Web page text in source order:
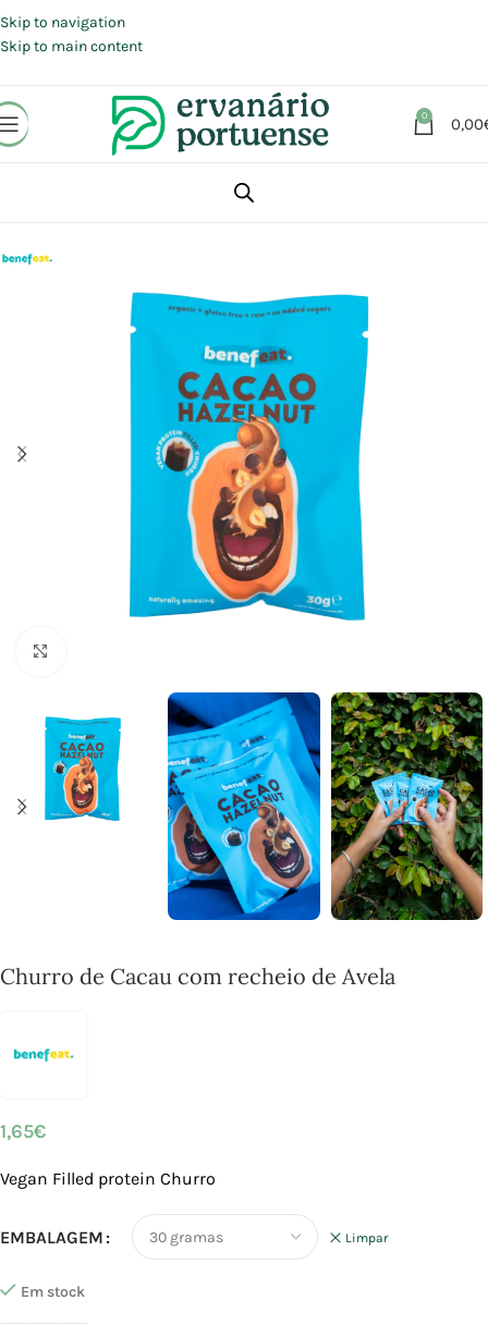
Skip to navigation
Skip to main content
0 0,00
Alimentação
Churro de Cacau com recheio de Avela
1,65€
Vegan Filled protein Churro
EMBALAGEM Limpar
Em stock